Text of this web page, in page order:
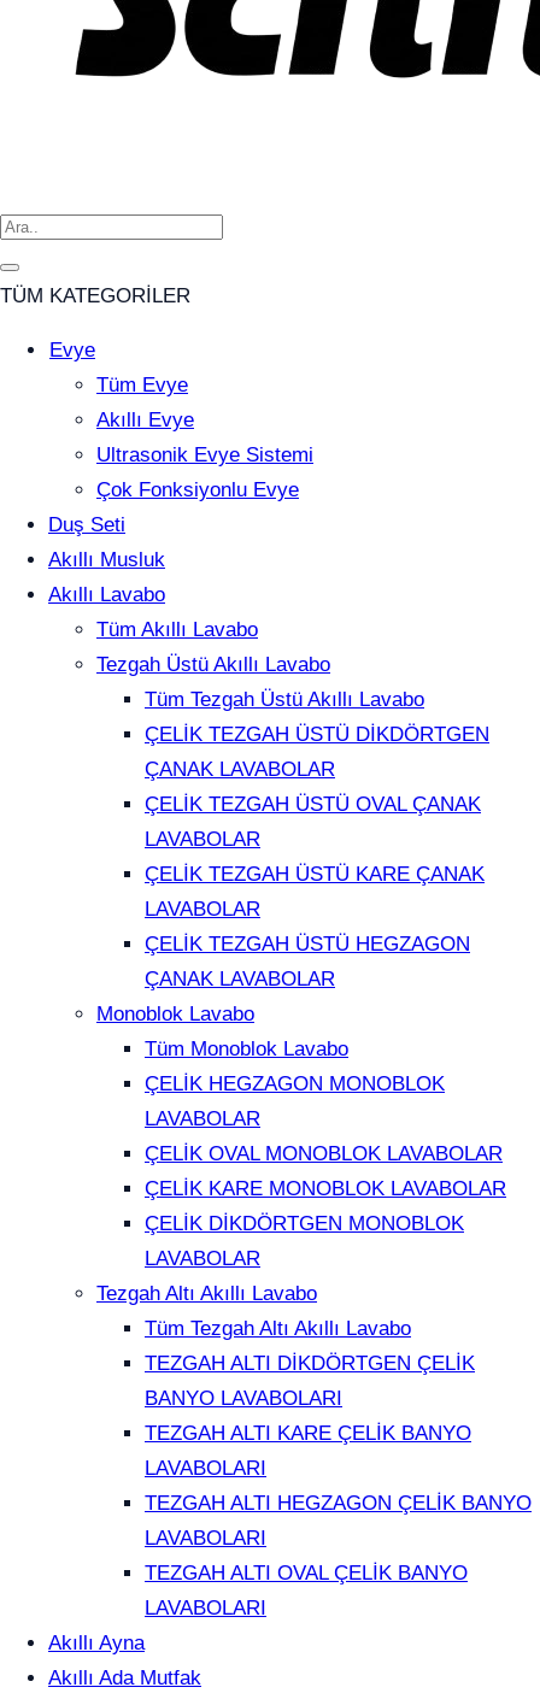
TÜM KATEGORİLER
Evye
Tüm Evye
Akıllı Evye
Ultrasonik Evye Sistemi
Çok Fonksiyonlu Evye
Duş Seti
Akıllı Musluk
Akıllı Lavabo
Tüm Akıllı Lavabo
Tezgah Üstü Akıllı Lavabo
Tüm Tezgah Üstü Akıllı Lavabo
ÇELİK TEZGAH ÜSTÜ DİKDÖRTGEN
ÇANAK LAVABOLAR
ÇELİK TEZGAH ÜSTÜ OVAL ÇANAK
LAVABOLAR
ÇELİK TEZGAH ÜSTÜ KARE ÇANAK
LAVABOLAR
ÇELİK TEZGAH ÜSTÜ HEGZAGON
ÇANAK LAVABOLAR
Monoblok Lavabo
Tüm Monoblok Lavabo
ÇELİK HEGZAGON MONOBLOK
LAVABOLAR
ÇELİK OVAL MONOBLOK LAVABOLAR
ÇELİK KARE MONOBLOK LAVABOLAR
ÇELİK DİKDÖRTGEN MONOBLOK
LAVABOLAR
Tezgah Altı Akıllı Lavabo
Tüm Tezgah Altı Akıllı Lavabo
TEZGAH ALTI DİKDÖRTGEN ÇELİK
BANYO LAVABOLARI
TEZGAH ALTI KARE ÇELİK BANYO
LAVABOLARI
TEZGAH ALTI HEGZAGON ÇELİK BANYO
LAVABOLARI
TEZGAH ALTI OVAL ÇELİK BANYO
LAVABOLARI
Akıllı Ayna
Akıllı Ada Mutfak